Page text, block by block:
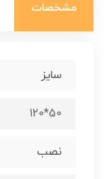
مشخصات
سایز
50*120
نصب